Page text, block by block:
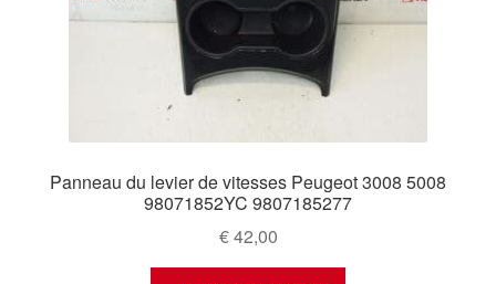
Panneau du levier de vitesses Peugeot 3008 5008
98071852YC 9807185277
€42,00